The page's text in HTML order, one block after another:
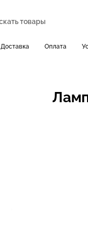
Доставка Оплата